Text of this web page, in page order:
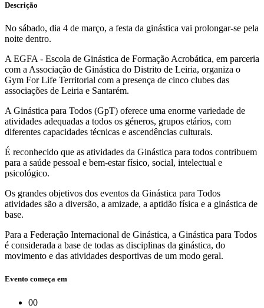
Descrição
No sábado, dia 4 de março, a festa da ginástica vai prolongar-se pela
noite dentro.
A EGFA - Escola de Ginástica de Formação Acrobática, em parceria
com a Associação de Ginástica do Distrito de Leiria, organiza o
Gym For Life Territorial com a presença de cinco clubes das
associações de Leiria e Santarém.
A Ginástica para Todos (GpT) oferece uma enorme variedade de
atividades adequadas a todos os géneros, grupos etários, com
diferentes capacidades técnicas e ascendências culturais.
É reconhecido que as atividades da Ginástica para todos contribuem
para a saúde pessoal e bem-estar físico, social, intelectual e
psicológico.
Os grandes objetivos dos eventos da Ginástica para Todos
atividades são a diversão, a amizade, a aptidão física e a ginástica de
base.
Para a Federação Internacional de Ginástica, a Ginástica para Todos
é considerada a base de todas as disciplinas da ginástica, do
movimento e das atividades desportivas de um modo geral.
Evento começa em
00